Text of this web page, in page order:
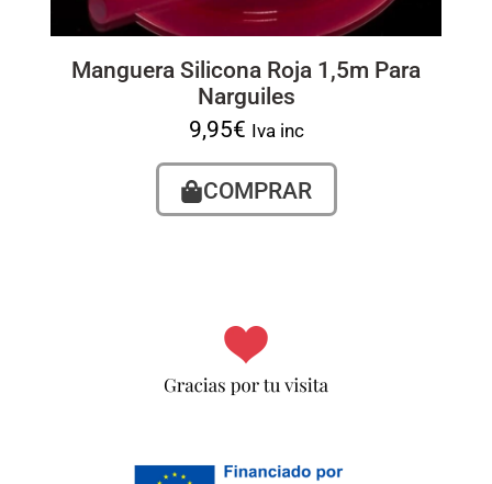
Manguera Silicona Roja 1,5m Para
Narguiles
9,95€ Iva inc
COMPRAR